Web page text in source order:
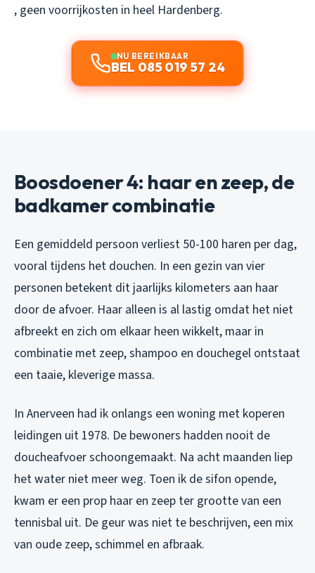
, geen voorrijkosten in heel Hardenberg.
NU BEREIKBAAR
BEL 085 019 57 24
Boosdoener 4: haar en zeep, de
badkamer combinatie
Een gemiddeld persoon verliest 50-100 haren per dag,
vooral tijdens het douchen. In een gezin van vier
personen betekent dit jaarlijks kilometers aan haar
door de afvoer. Haar alleen is al lastig omdat het niet
afbreekt en zich om elkaar heen wikkelt, maar in
combinatie met zeep, shampoo en douchegel ontstaat
een taaie, kleverige massa.
In Anerveen had ik onlangs een woning met koperen
leidingen uit 1978. De bewoners hadden nooit de
doucheafvoer schoongemaakt. Na acht maanden liep
het water niet meer weg. Toen ik de sifon opende,
kwam er een prop haar en zeep ter grootte van een
tennisbal uit. De geur was niet te beschrijven, een mix
van oude zeep, schimmel en afbraak.